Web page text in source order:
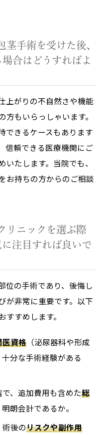
茎手術を受けた後、
合はどうすればよ
上がりの不自然さや機能
もいらっしゃいます。
できるケースもあります
信頼できる医療機関にご
たします。当院でも、
お持ちの方からのご相談
リニックを選ぶ際
注目すれば良いで
位の手術であり、後悔し
が非常に重要です。以下
すめします。
医資格 （泌尿器科や形成
分な手術経験がある
、追加費用も含めた総
朗会計であるか。
術後のリスクや副作用